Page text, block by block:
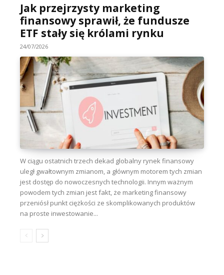
Jak przejrzysty marketing
finansowy sprawił, że fundusze
ETF stały się królami rynku
24/07/2026
W ciągu ostatnich trzech dekad globalny rynek finansowy
uległ gwałtownym zmianom, a głównym motorem tych zmian
jest dostęp do nowoczesnych technologii. Innym ważnym
powodem tych zmian jest fakt, że marketing finansowy
przeniósł punkt ciężkości ze skomplikowanych produktów
na proste inwestowanie...